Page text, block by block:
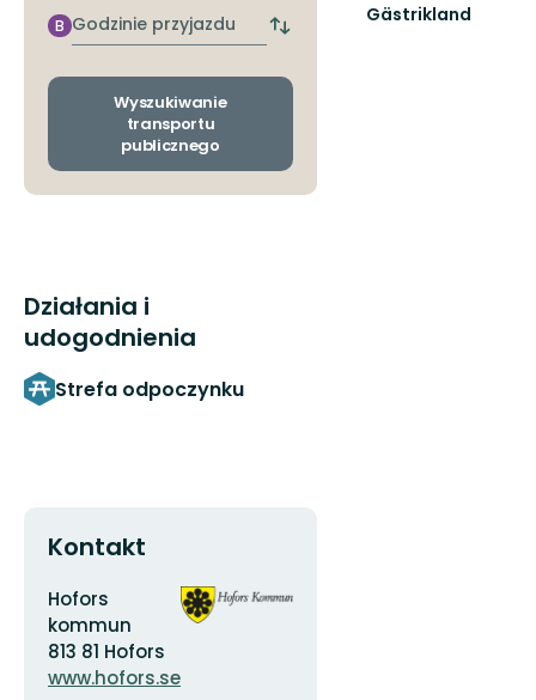
przystanek
Godzinie
przyjazdu
B
Zmiana
odjazdu
Wyszukiwanie
transportu
publicznego
Działania i
udogodnienia
Strefa odpoczynku
Kontakt
Adres
Hofors
kommun
813 81 Hofors
www.hofors.se
Logotyp
organizacji
Gästrikland